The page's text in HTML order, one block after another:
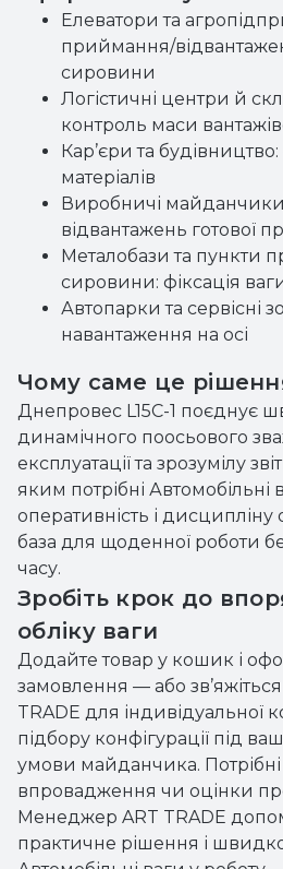
Елеватори та
приймання/
сировини
Логістичні центри й
контроль маси
Кар’єри та будівництво:
матеріалів
Виробничі
відвантажень готової
Металобази та пункти
сировини: фіксація
Автопарки та сервісні
навантаження на осі
Чому саме це
Днепровес L15C-1 поєднує
динамічного поосьового
експлуатації та зрозумілу
яким потрібні Автомобільні
оперативність і дисципліну
база для щоденної роботи
часу.
Зробіть крок до
обліку ваги
Додайте товар у кошик і
замовлення — або
TRADE для індивідуальної
підбору конфігурації під
умови майданчика.
впровадження чи оцінки
Менеджер ART TRADE
практичне рішення і